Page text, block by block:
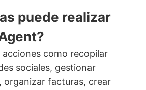
puede realizar
acciones como recopilar
sociales, gestionar
organizar facturas, crear